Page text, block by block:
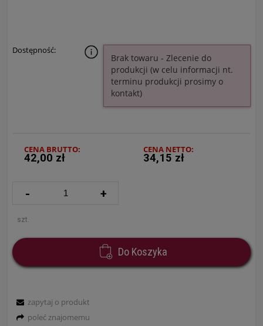
Dostępność:
Brak towaru - Zlecenie do
produkcji (w celu informacji nt.
terminu produkcji prosimy o
kontakt)
CENA BRUTTO:
42,00 zł
CENA NETTO:
34,15 zł
- +
szt.
Do Koszyka
zapytaj o produkt
poleć znajomemu